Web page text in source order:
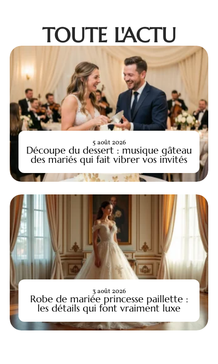
TOUTE L'ACTU
Découpe du dessert : musique gâteau
des mariés qui fait vibrer vos invités
5 août 2026
Robe de mariée princesse paillette :
les détails qui font vraiment luxe
3 août 2026